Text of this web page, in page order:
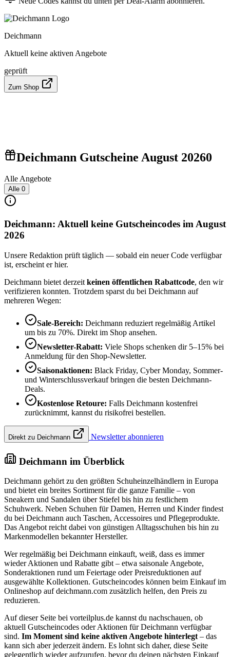
Deichmann
Aktuell keine aktiven Angebote
geprüft
Zum Shop
Deichmann Gutscheine August 20260
Alle Angebote
Alle 0
Deichmann: Aktuell keine Gutscheincodes im August
2026
Unsere Redaktion prüft täglich — sobald ein neuer Code verfügbar
ist, erscheint er hier.
Deichmann bietet derzeit keinen öffentlichen Rabattcode, den wir
verifizieren konnten. Trotzdem sparst du bei Deichmann auf
mehreren Wegen:
Sale-Bereich: Deichmann reduziert regelmäßig Artikel
um bis zu 70%. Direkt im Shop ansehen.
Newsletter-Rabatt: Viele Shops schenken dir 5–15% bei
Anmeldung für den Shop-Newsletter.
Saisonaktionen: Black Friday, Cyber Monday, Sommer-
und Winterschlussverkauf bringen die besten Deichmann-
Deals.
Kostenlose Retoure: Falls Deichmann kostenfrei
zurücknimmt, kannst du risikofrei bestellen.
Direkt zu Deichmann Newsletter abonnieren
Deichmann im Überblick
Deichmann gehört zu den größten Schuheinzelhändlern in Europa
und bietet ein breites Sortiment für die ganze Familie – von
Sneakern und Sandalen über Stiefel bis hin zu festlichem
Schuhwerk. Neben Schuhen für Damen, Herren und Kinder findest
du bei Deichmann auch Taschen, Accessoires und Pflegeprodukte.
Das Angebot reicht dabei von günstigen Alltagsschuhen bis hin zu
Markenmodellen bekannter Hersteller.
Wer regelmäßig bei Deichmann einkauft, weiß, dass es immer
wieder Aktionen und Rabatte gibt – etwa saisonale Angebote,
Sonderaktionen rund um Feiertage oder Preisreduktionen auf
ausgewählte Kollektionen. Gutscheincodes können beim Einkauf im
Onlineshop auf deichmann.com zusätzlich helfen, den Preis zu
reduzieren.
Auf dieser Seite bei vorteilplus.de kannst du nachschauen, ob
aktuell Gutscheincodes oder Aktionen für Deichmann verfügbar
sind. Im Moment sind keine aktiven Angebote hinterlegt – das
kann sich aber jederzeit ändern. Es lohnt sich daher, diese Seite
gelegentlich wieder aufzurufen, bevor du deinen nächsten Einkauf